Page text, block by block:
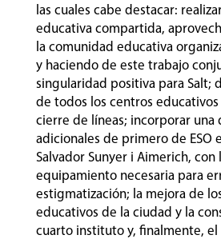
las cuales cabe destacar:
educativa compartida,
la comunidad educativa
y haciendo de este trabajo
singularidad positiva para Salt;
de todos los centros educativos
cierre de líneas; incorporar una
adicionales de primero de ESO
Salvador Sunyer i Aimerich, con
equipamiento necesaria para
estigmatización; la mejora de
educativos de la ciudad y la
cuarto instituto y, finalmente,